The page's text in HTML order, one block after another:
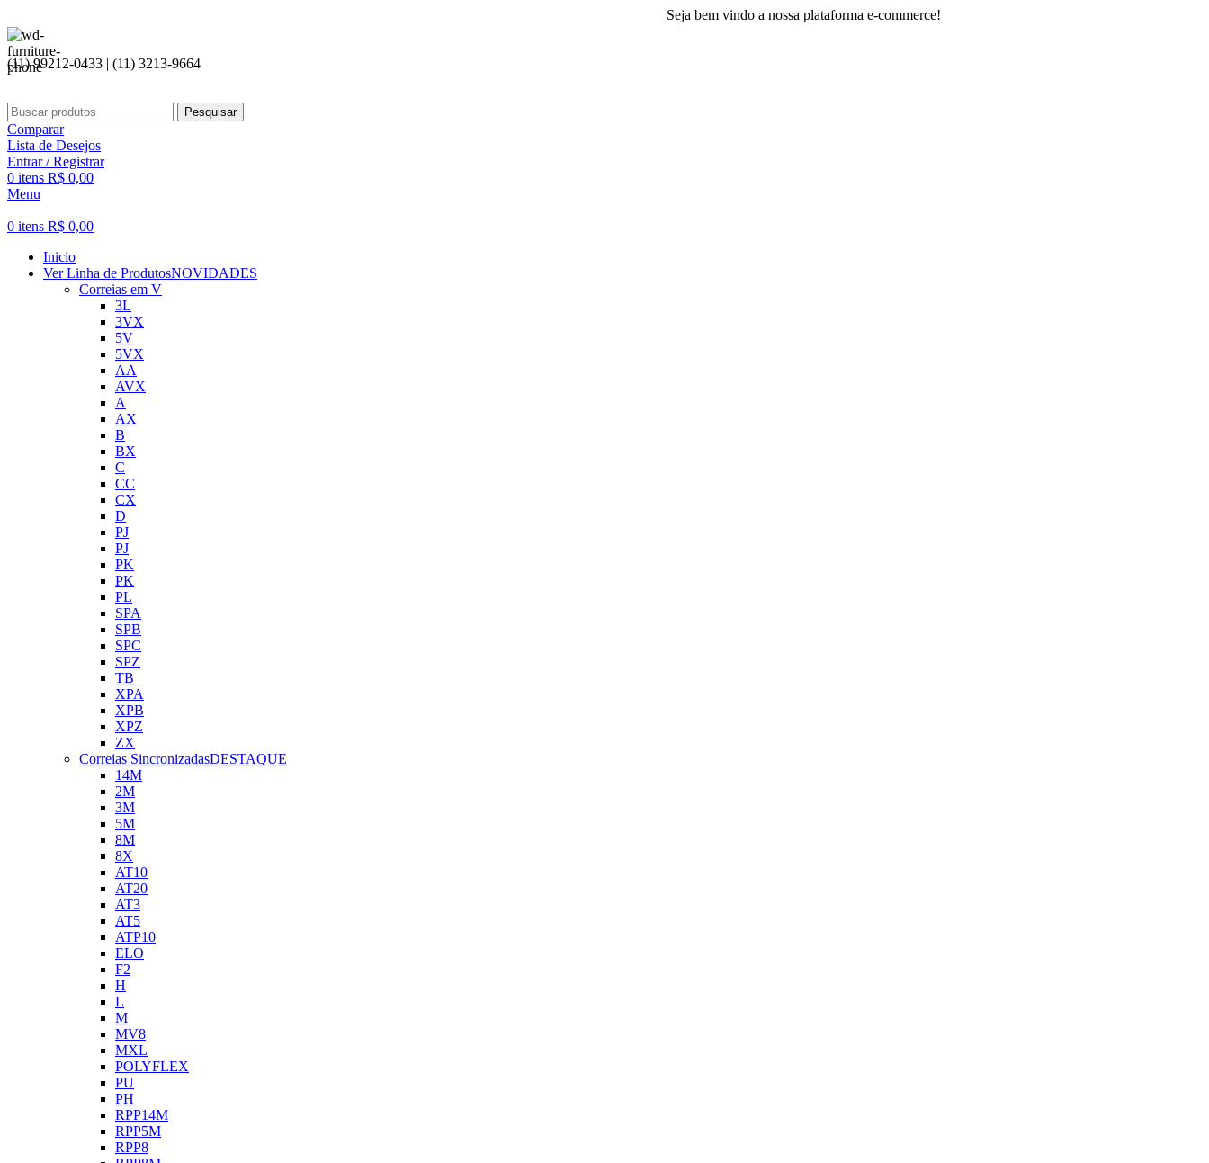
Seja bem vindo a nossa plataforma e-commerce!
(11) 99212-0433 | (11) 3213-9664
Pesquisar
Comparar
Lista de Desejos
Entrar / Registrar
0 itens R$ 0,00
Menu
0 itens R$ 0,00
Inicio
Ver Linha de ProdutosNOVIDADES
Correias em V
3L
3VX
5V
5VX
AA
AVX
A
AX
B
BX
C
CC
CX
D
PJ
PJ
PK
PK
PL
SPA
SPB
SPC
SPZ
TB
XPA
XPB
XPZ
ZX
Correias SincronizadasDESTAQUE
14M
2M
3M
5M
8M
8X
AT10
AT20
AT3
AT5
ATP10
ELO
F2
H
L
M
MV8
MXL
POLYFLEX
PU
PH
RPP14M
RPP5M
RPP8